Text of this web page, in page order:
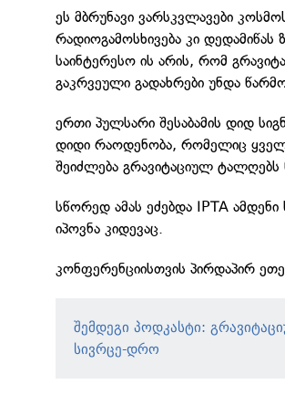
ეს მბრუნავი ვარსკვლავები
რადიოგამოსხივება კი
საინტერესო ის არის, რომ
გაკრვეული გადახრები უნდა
ერთი პულსარი შესაბამის დიდ
დიდი რაოდენობა, რომელიც ყველა
შეიძლება გრავიტაციულ ტალღებს
სწორედ ამას ეძებდა IPTA
იპოვნა კიდევაც.
კონფერენციისთვის პირდაპირ
შემდეგი პოდკასტი:
სივრცე-დრო